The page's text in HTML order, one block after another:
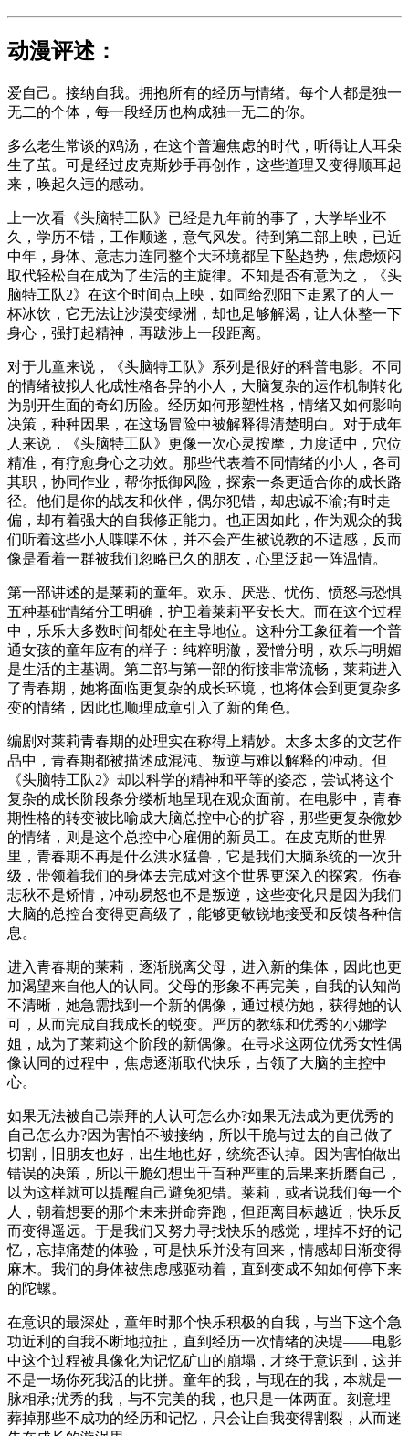
动漫评述：
爱自己。接纳自我。拥抱所有的经历与情绪。每个人都是独一
无二的个体，每一段经历也构成独一无二的你。
多么老生常谈的鸡汤，在这个普遍焦虑的时代，听得让人耳朵
生了茧。可是经过皮克斯妙手再创作，这些道理又变得顺耳起
来，唤起久违的感动。
上一次看《头脑特工队》已经是九年前的事了，大学毕业不
久，学历不错，工作顺遂，意气风发。待到第二部上映，已近
中年，身体、意志力连同整个大环境都呈下坠趋势，焦虑烦闷
取代轻松自在成为了生活的主旋律。不知是否有意为之，《头
脑特工队2》在这个时间点上映，如同给烈阳下走累了的人一
杯冰饮，它无法让沙漠变绿洲，却也足够解渴，让人休整一下
身心，强打起精神，再跋涉上一段距离。
对于儿童来说，《头脑特工队》系列是很好的科普电影。不同
的情绪被拟人化成性格各异的小人，大脑复杂的运作机制转化
为别开生面的奇幻历险。经历如何形塑性格，情绪又如何影响
决策，种种因果，在这场冒险中被解释得清楚明白。对于成年
人来说，《头脑特工队》更像一次心灵按摩，力度适中，穴位
精准，有疗愈身心之功效。那些代表着不同情绪的小人，各司
其职，协同作业，帮你抵御风险，探索一条更适合你的成长路
径。他们是你的战友和伙伴，偶尔犯错，却忠诚不渝;有时走
偏，却有着强大的自我修正能力。也正因如此，作为观众的我
们听着这些小人喋喋不休，并不会产生被说教的不适感，反而
像是看着一群被我们忽略已久的朋友，心里泛起一阵温情。
第一部讲述的是莱莉的童年。欢乐、厌恶、忧伤、愤怒与恐惧
五种基础情绪分工明确，护卫着莱莉平安长大。而在这个过程
中，乐乐大多数时间都处在主导地位。这种分工象征着一个普
通女孩的童年应有的样子：纯粹明澈，爱憎分明，欢乐与明媚
是生活的主基调。第二部与第一部的衔接非常流畅，莱莉进入
了青春期，她将面临更复杂的成长环境，也将体会到更复杂多
变的情绪，因此也顺理成章引入了新的角色。
编剧对莱莉青春期的处理实在称得上精妙。太多太多的文艺作
品中，青春期都被描述成混沌、叛逆与难以解释的冲动。但
《头脑特工队2》却以科学的精神和平等的姿态，尝试将这个
复杂的成长阶段条分缕析地呈现在观众面前。在电影中，青春
期性格的转变被比喻成大脑总控中心的扩容，那些更复杂微妙
的情绪，则是这个总控中心雇佣的新员工。在皮克斯的世界
里，青春期不再是什么洪水猛兽，它是我们大脑系统的一次升
级，带领着我们的身体去完成对这个世界更深入的探索。伤春
悲秋不是矫情，冲动易怒也不是叛逆，这些变化只是因为我们
大脑的总控台变得更高级了，能够更敏锐地接受和反馈各种信
息。
进入青春期的莱莉，逐渐脱离父母，进入新的集体，因此也更
加渴望来自他人的认同。父母的形象不再完美，自我的认知尚
不清晰，她急需找到一个新的偶像，通过模仿她，获得她的认
可，从而完成自我成长的蜕变。严厉的教练和优秀的小娜学
姐，成为了莱莉这个阶段的新偶像。在寻求这两位优秀女性偶
像认同的过程中，焦虑逐渐取代快乐，占领了大脑的主控中
心。
如果无法被自己崇拜的人认可怎么办?如果无法成为更优秀的
自己怎么办?因为害怕不被接纳，所以干脆与过去的自己做了
切割，旧朋友也好，出生地也好，统统否认掉。因为害怕做出
错误的决策，所以干脆幻想出千百种严重的后果来折磨自己，
以为这样就可以提醒自己避免犯错。莱莉，或者说我们每一个
人，朝着想要的那个未来拼命奔跑，但距离目标越近，快乐反
而变得遥远。于是我们又努力寻找快乐的感觉，埋掉不好的记
忆，忘掉痛楚的体验，可是快乐并没有回来，情感却日渐变得
麻木。我们的身体被焦虑感驱动着，直到变成不知如何停下来
的陀螺。
在意识的最深处，童年时那个快乐积极的自我，与当下这个急
功近利的自我不断地拉扯，直到经历一次情绪的决堤——电影
中这个过程被具像化为记忆矿山的崩塌，才终于意识到，这并
不是一场你死我活的比拼。童年的我，与现在的我，本就是一
脉相承;优秀的我，与不完美的我，也只是一体两面。刻意埋
葬掉那些不成功的经历和记忆，只会让自我变得割裂，从而迷